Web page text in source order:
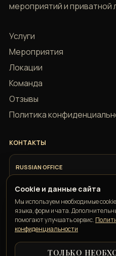
мероприятий и приватной
Услуги
Мероприятия
Локации
Команда
Отзывы
Политика
КОНТАКТЫ
RUSSIAN OFFICE
+7 918 685 9883
ITALIAN OFFICE
+39 351 352 1163
GEORGIAN OFFICE
Cookie и данные сайта
Мы используем необходимые
языка, форм и чата.
помогают улучшать сервис.
конфиденциальности
ТОЛЬКО